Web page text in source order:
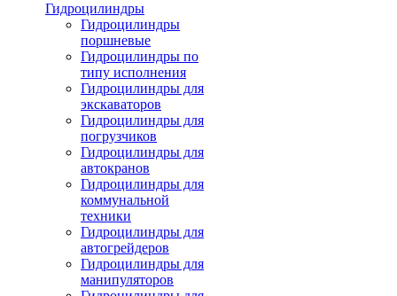
Гидроцилиндры
Гидроцилиндры
поршневые
Гидроцилиндры по
типу исполнения
Гидроцилиндры для
экскаваторов
Гидроцилиндры для
погрузчиков
Гидроцилиндры для
автокранов
Гидроцилиндры для
коммунальной
техники
Гидроцилиндры для
автогрейдеров
Гидроцилиндры для
манипуляторов